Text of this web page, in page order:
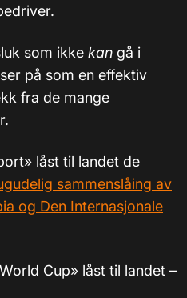
som ikke kan gå i
på som en effektiv
fra de mange
låst til landet de
sammenslåing av
og Den Internasjonale
Cup» låst til landet –